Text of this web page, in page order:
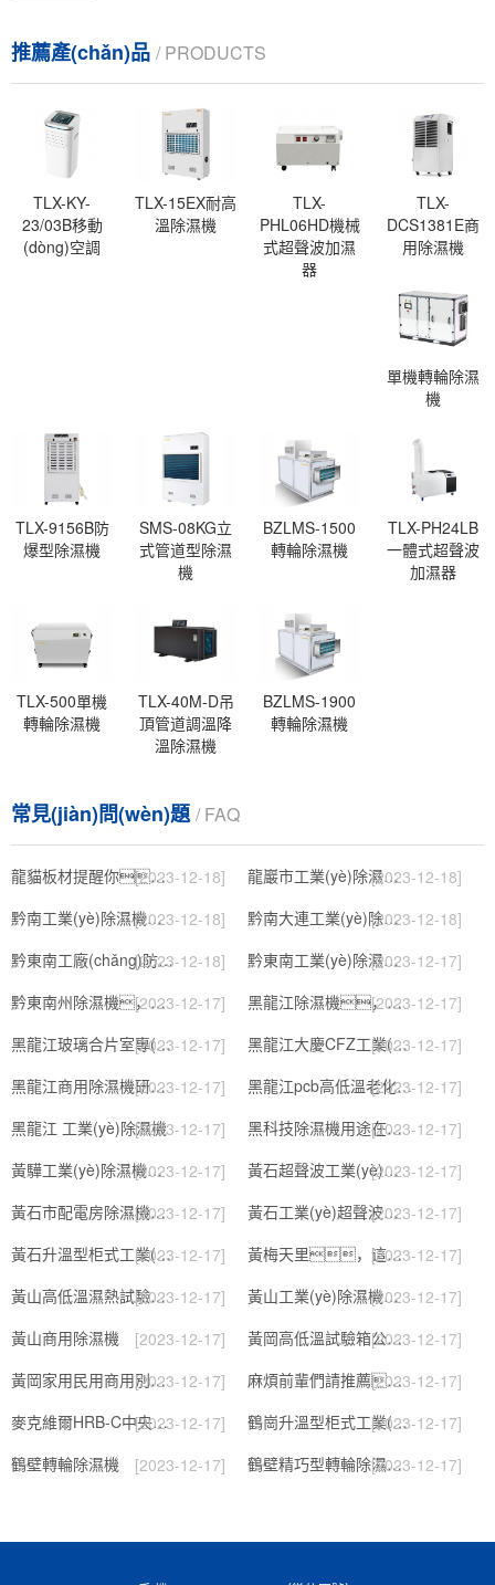
推薦產(chǎn)品 / PRODUCTS
TLX-KY-
23/03B移動
(dòng)空調
TLX-15EX耐高
溫除濕機
TLX-
PHL06HD機械
式超聲波加濕
器
TLX-
DCS1381E商
用除濕機
單機轉輪除濕
機
TLX-9156B防
爆型除濕機
SMS-08KG立
式管道型除濕
機
BZLMS-1500
轉輪除濕機
TLX-PH24LB
一體式超聲波
加濕器
TLX-500單機
轉輪除濕機
TLX-40M-D吊
頂管道調溫降
溫除濕機
BZLMS-1900
轉輪除濕機
常見(jiàn)問(wèn)題/ FAQ
龍貓板材提醒你，雨季裝修應特別注意防潮
[2023-12-18] 龍巖市工業(yè)除濕機價(jià)格
[2023-12-18]
黔南工業(yè)除濕機公司
[2023-12-18] 黔南大連工業(yè)除濕機
[2023-12-18]
黔東南工廠(chǎng)防潮除濕機，工業(yè)除濕機
[2023-12-18] 黔東南工業(yè)除濕機公司
[2023-12-17]
黔東南州除濕機，濕菱工業(yè)地下室抽濕機 庫房配電房除濕器
[2023-12-17] 黑龍江除濕機，工業(yè)除濕機
[2023-12-17]
黑龍江玻璃合片室專(zhuān)用組合型轉輪除濕機
[2023-12-17] 黑龍江大慶CFZ工業(yè)除濕機濕菱除濕機品牌
[2023-12-17]
黑龍江商用除濕機研發(fā)(回饋老顧客,2022已更新)
[2023-12-17] 黑龍江pcb高低溫老化試驗箱
[2023-12-17]
黑龍江 工業(yè)除濕機[2023-12-17] 黑科技除濕機用途在哪里，如何選購到合適的工業(yè)除濕機
[2023-12-17]
黃驊工業(yè)除濕機】倉庫抽濕機】車(chē)間除濕器】
[2023-12-17] 黃石超聲波工業(yè)加濕機，SL系列除濕機
[2023-12-17]
黃石市配電房除濕機，工業(yè)抽濕機 恒溫恒濕非標機器
[2023-12-17] 黃石工業(yè)超聲波加濕器，除濕機品牌
[2023-12-17]
黃石升溫型柜式工業(yè)除濕機
[2023-12-17] 黃梅天里，這些除濕防潮妙招學(xué)起來(lái)
[2023-12-17]
黃山高低溫濕熱試驗箱 返回列表頁(yè)
[2023-12-17] 黃山工業(yè)除濕機維修，除濕機不能除濕怎么維修
[2023-12-17]
黃山商用除濕機
[2023-12-17] 黃岡高低溫試驗箱公司.近日優(yōu)評(2022已更新)(今日／對比)
[2023-12-17]
黃岡家用民用商用別墅除濕機
[2023-12-17] 麻煩前輩們請推薦！南寧商用鋰電轉輪除濕機有哪些品牌，鋰電轉輪除濕機如何選？？
[2023-12-17]
麥克維爾HRB-C中央除濕新風(fēng)機測評：除濕+凈化，一臺就夠了
[2023-12-17] 鶴崗升溫型柜式工業(yè)除濕機
[2023-12-17]
鶴壁轉輪除濕機
[2023-12-17] 鶴壁精巧型轉輪除濕機性?xún)r(jià)比高!解密(2022更新成功)(今日／點(diǎn)贊)
[2023-12-17]